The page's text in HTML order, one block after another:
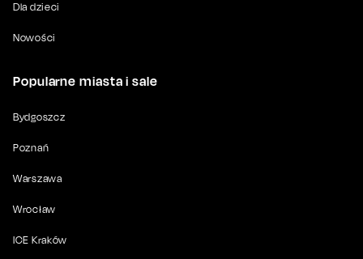
Dla dzieci
Nowości
Popularne miasta i sale
Bydgoszcz
Poznań
Warszawa
Wrocław
ICE Kraków